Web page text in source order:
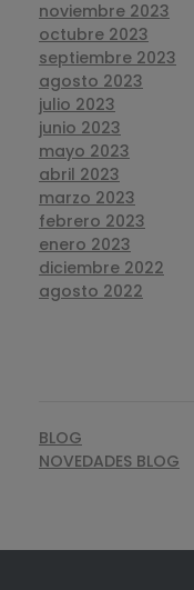
noviembre 2023
octubre 2023
septiembre 2023
agosto 2023
julio 2023
junio 2023
mayo 2023
abril 2023
marzo 2023
febrero 2023
enero 2023
diciembre 2022
agosto 2022
BLOG
NOVEDADES BLOG